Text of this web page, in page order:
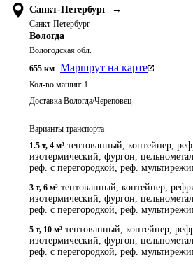
Санкт-Петербург →
Санкт-Петербург
Вологда
Вологодская обл.
655 км Маршрут на карте
Кол-во машин: 1
Доставка Вологда/Череповец
Варианты транспорта
1.5 т, 4 м³ тентованный, контейнер,
изотермический, фургон,
реф. с перегородкой, реф.
3 т, 6 м³ тентованный, контейнер,
изотермический, фургон,
реф. с перегородкой, реф.
5 т, 10 м³ тентованный, контейнер,
изотермический, фургон,
реф. с перегородкой, реф.